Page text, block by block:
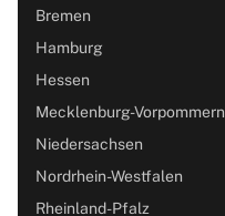
Bremen
Hamburg
Hessen
Mecklenburg-Vorpommern
Niedersachsen
Nordrhein-Westfalen
Rheinland-Pfalz